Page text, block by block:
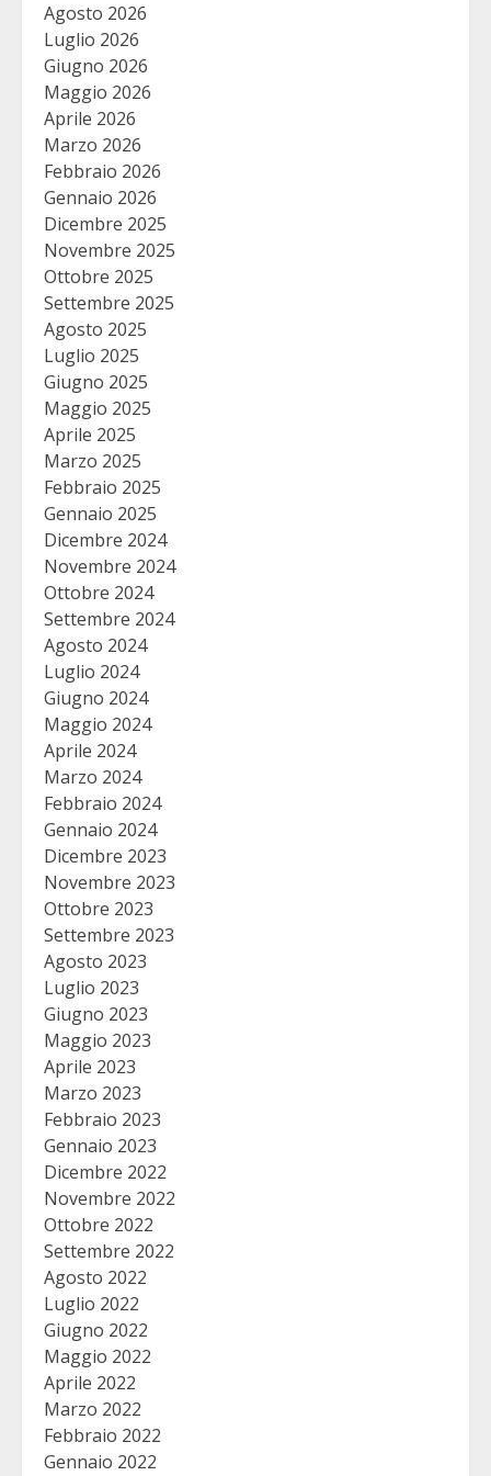
Agosto 2026
Luglio 2026
Giugno 2026
Maggio 2026
Aprile 2026
Marzo 2026
Febbraio 2026
Gennaio 2026
Dicembre 2025
Novembre 2025
Ottobre 2025
Settembre 2025
Agosto 2025
Luglio 2025
Giugno 2025
Maggio 2025
Aprile 2025
Marzo 2025
Febbraio 2025
Gennaio 2025
Dicembre 2024
Novembre 2024
Ottobre 2024
Settembre 2024
Agosto 2024
Luglio 2024
Giugno 2024
Maggio 2024
Aprile 2024
Marzo 2024
Febbraio 2024
Gennaio 2024
Dicembre 2023
Novembre 2023
Ottobre 2023
Settembre 2023
Agosto 2023
Luglio 2023
Giugno 2023
Maggio 2023
Aprile 2023
Marzo 2023
Febbraio 2023
Gennaio 2023
Dicembre 2022
Novembre 2022
Ottobre 2022
Settembre 2022
Agosto 2022
Luglio 2022
Giugno 2022
Maggio 2022
Aprile 2022
Marzo 2022
Febbraio 2022
Gennaio 2022